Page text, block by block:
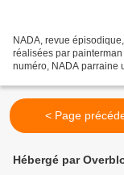
NADA, revue
réalisées par
numéro, NADA parraine
< Page
Hébergé par